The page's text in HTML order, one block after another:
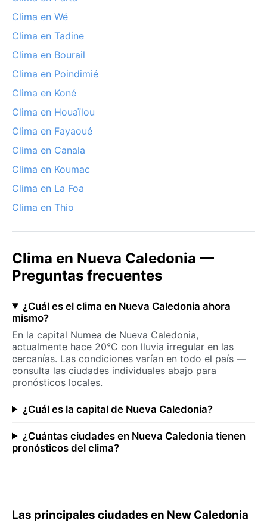
Clima en Wé
Clima en Tadine
Clima en Bourail
Clima en Poindimié
Clima en Koné
Clima en Houaïlou
Clima en Fayaoué
Clima en Canala
Clima en Koumac
Clima en La Foa
Clima en Thio
Clima en Nueva Caledonia —
Preguntas frecuentes
¿Cuál es el clima en Nueva Caledonia ahora
mismo?
En la capital Numea de Nueva Caledonia,
actualmente hace 20°C con lluvia irregular en las
cercanías. Las condiciones varían en todo el país —
consulta las ciudades individuales abajo para
pronósticos locales.
¿Cuál es la capital de Nueva Caledonia?
¿Cuántas ciudades en Nueva Caledonia tienen
pronósticos del clima?
Las principales ciudades en New Caledonia